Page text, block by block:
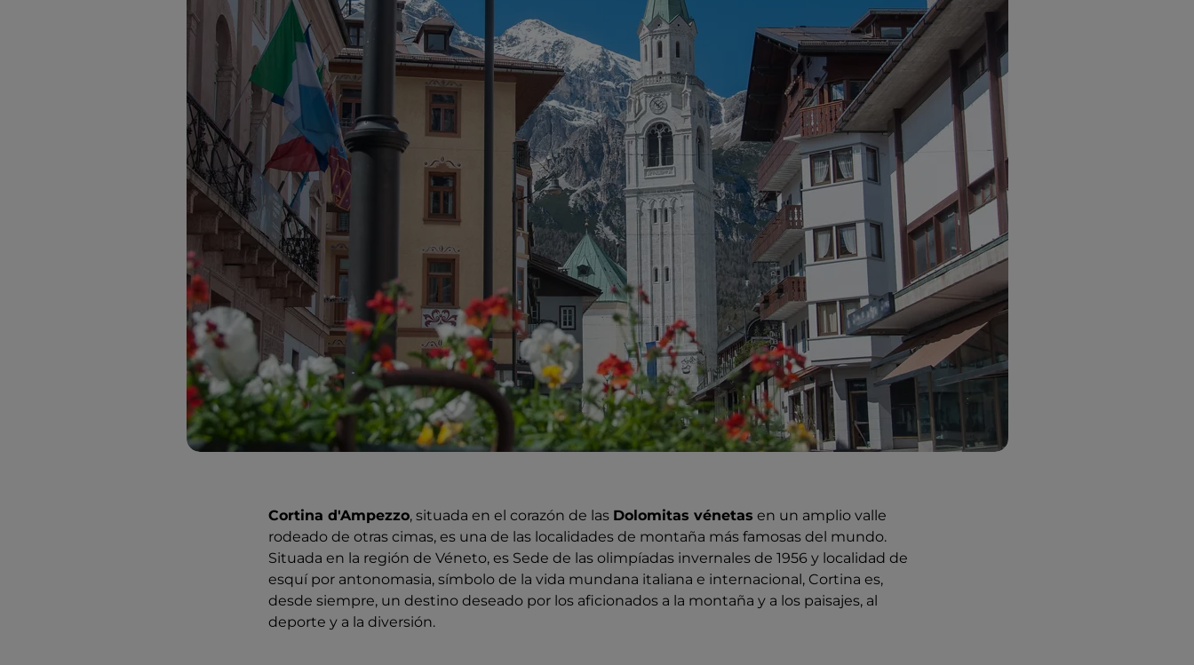
Cortina d'Ampezzo, situada en el corazón de las Dolomitas vénetas en un amplio valle
rodeado de otras cimas, es una de las localidades de montaña más famosas del mundo.
Situada en la región de Véneto, es Sede de las olimpíadas invernales de 1956 y localidad de
esquí por antonomasia, símbolo de la vida mundana italiana e internacional, Cortina es,
desde siempre, un destino deseado por los aficionados a la montaña y a los paisajes, al
deporte y a la diversión.